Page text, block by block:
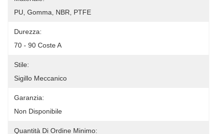
PU, Gomma, NBR, PTFE
Durezza:
70 - 90 Coste A
Stile:
Sigillo Meccanico
Garanzia:
Non Disponibile
Quantità Di Ordine Minimo: